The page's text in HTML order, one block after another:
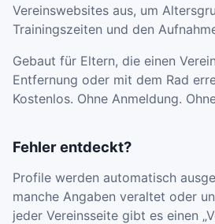
Vereinswebsites aus, um
Trainingszeiten und den
Gebaut für Eltern, die einen
Entfernung oder mit dem Rad
Kostenlos. Ohne Anmeldung.
Fehler entdeckt?
Profile werden automatisch
manche Angaben veraltet oder
jeder Vereinsseite gibt es einen